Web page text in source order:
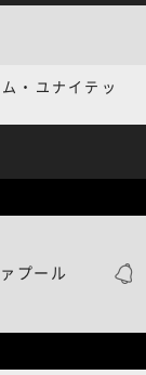
・ユナイテッ
プール